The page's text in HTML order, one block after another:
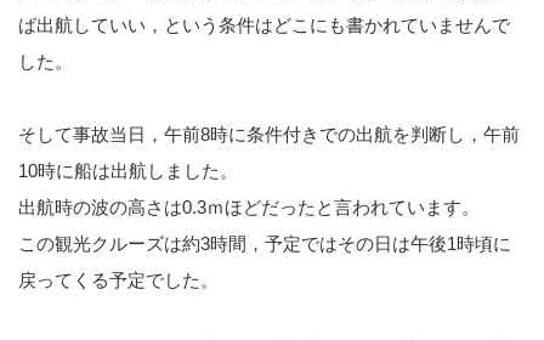
ば出航していい，という条件はどこにも書かれていませんで
した。
そして事故当日，午前8時に条件付きでの出航を判断し，午前
10時に船は出航しました。
出航時の波の高さは0.3ｍほどだったと言われています。
この観光クルーズは約3時間，予定ではその日は午後1時頃に
戻ってくる予定でした。